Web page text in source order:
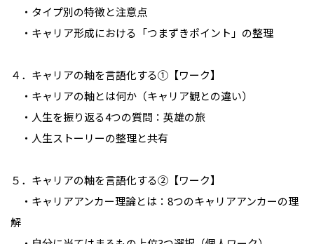
・タイプ別の特徴と注意点
・キャリア形成における「つまずきポイント」の整理
４．キャリアの軸を言語化する①【ワーク】
・キャリアの軸とは何か（キャリア観との違い）
・人生を振り返る4つの質問：英雄の旅
・人生ストーリーの整理と共有
５．キャリアの軸を言語化する②【ワーク】
・キャリアアンカー理論とは：8つのキャリアアンカーの理
解